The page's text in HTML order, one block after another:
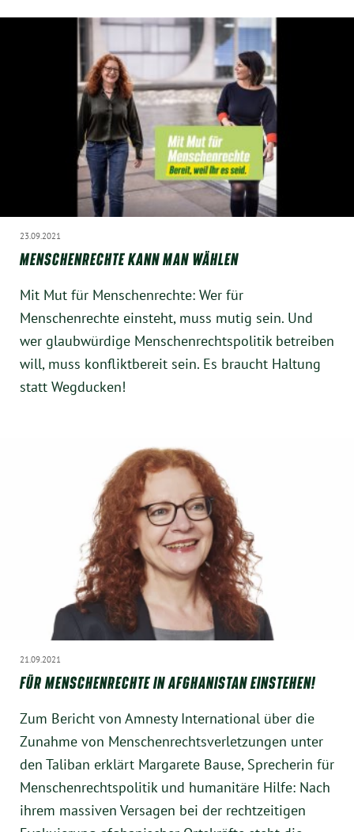
23.09.2021
MENSCHENRECHTE KANN MAN WÄHLEN
Mit Mut für Menschenrechte: Wer für
Menschenrechte einsteht, muss mutig sein. Und
wer glaubwürdige Menschenrechtspolitik betreiben
will, muss konfliktbereit sein. Es braucht Haltung
statt Wegducken!
21.09.2021
FÜR MENSCHENRECHTE IN AFGHANISTAN EINSTEHEN!
Zum Bericht von Amnesty International über die
Zunahme von Menschenrechtsverletzungen unter
den Taliban erklärt Margarete Bause, Sprecherin für
Menschenrechtspolitik und humanitäre Hilfe: Nach
ihrem massiven Versagen bei der rechtzeitigen